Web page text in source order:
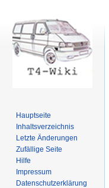
Hauptseite
Inhaltsverzeichnis
Letzte Änderungen
Zufällige Seite
Hilfe
Impressum
Datenschutzerklärung